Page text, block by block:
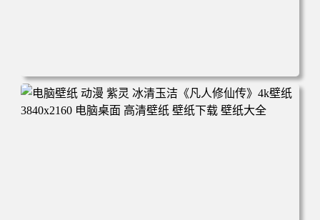
电脑壁纸 动漫 凡人修仙传 韩立 结婴 4k壁纸 3840x2160 电
脑桌面 高清壁纸 壁纸下载 壁纸大全